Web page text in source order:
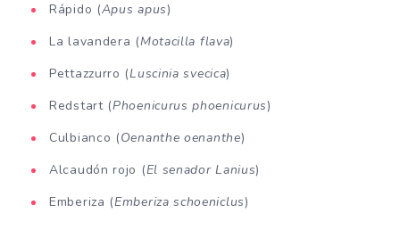
Rápido (Apus apus)
La lavandera (Motacilla flava)
Pettazzurro (Luscinia svecica)
Redstart (Phoenicurus phoenicurus)
Culbianco (Oenanthe oenanthe)
Alcaudón rojo (El senador Lanius)
Emberiza (Emberiza schoeniclus)